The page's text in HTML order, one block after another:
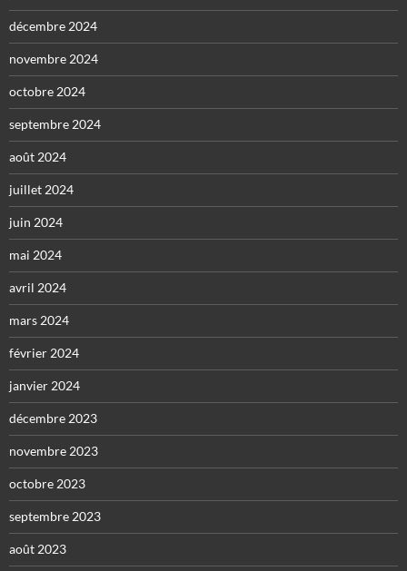
décembre 2024
novembre 2024
octobre 2024
septembre 2024
août 2024
juillet 2024
juin 2024
mai 2024
avril 2024
mars 2024
février 2024
janvier 2024
décembre 2023
novembre 2023
octobre 2023
septembre 2023
août 2023